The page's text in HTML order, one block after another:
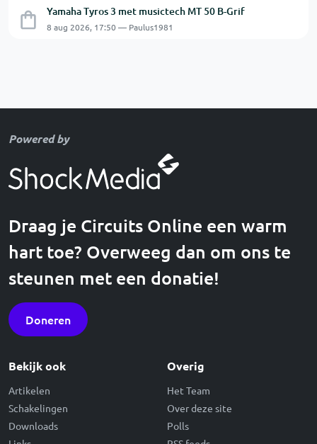
Yamaha Tyros 3 met musictech MT 50 B-Grif
8 aug 2026, 17:50 — Paulus1981
Powered by
Draag je Circuits Online een warm
hart toe? Overweeg dan om ons te
steunen met een donatie!
Doneren
Bekijk ook
Artikelen
Schakelingen
Downloads
Overig
Het Team
Over deze site
Polls